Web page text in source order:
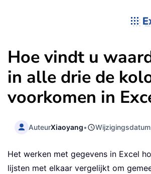
Hoe vindt u
in alle drie de
voorkomen in
AuteurXiaoyang• Wijzigingsdatum
Het werken met gegevens in Excel
lijsten met elkaar vergelijkt om